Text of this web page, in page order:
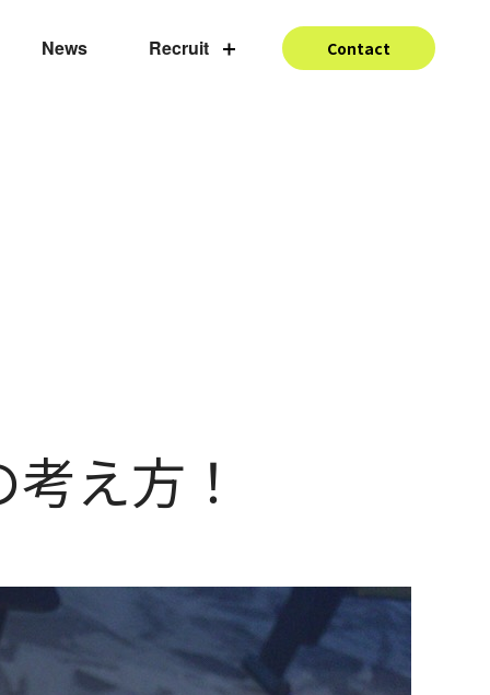
News Recruit Contact
え方！